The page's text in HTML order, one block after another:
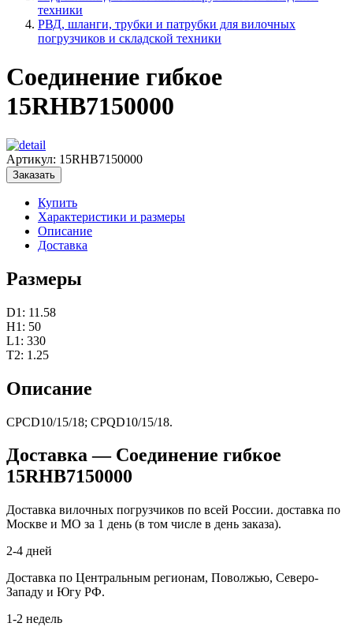
техники
РВД, шланги, трубки и патрубки для вилочных
погрузчиков и складской техники
Соединение гибкое
15RHB7150000
Артикул: 15RHB7150000
Заказать
Купить
Характеристики и размеры
Описание
Доставка
Размеры
D1: 11.58
H1: 50
L1: 330
T2: 1.25
Описание
CPCD10/15/18; CPQD10/15/18.
Доставка — Соединение гибкое
15RHB7150000
Доставка вилочных погрузчиков по всей России. доставка по
Москве и МО за 1 день (в том числе в день заказа).
2-4 дней
Доставка по Центральным регионам, Поволжью, Северо-
Западу и Югу РФ.
1-2 недель